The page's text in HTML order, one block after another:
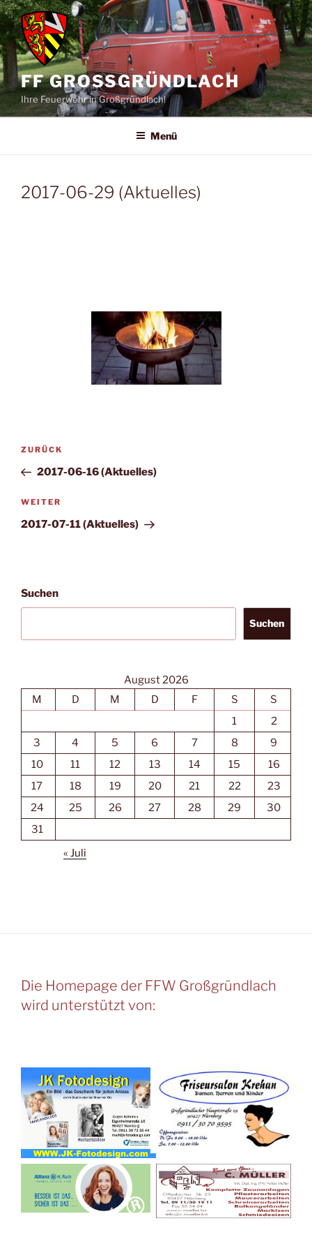
Zum
Inhalt
springen
FF GROSSGRÜNDLACH
Ihre Feuerwehr in Großgründlach!
Menü
2017-06-29 (Aktuelles)
Beitragsnavigation
Vorheriger
Beitrag
ZURÜCK
2017-06-16 (Aktuelles)
Nächster
Beitrag
WEITER
2017-07-11 (Aktuelles)
Suchen
Suchen
August 2026
M
D M D F S
S
1
2
3
4 5 6 7 8
9
10
11 12 13 14 15
16
17
18 19 20 21 22
23
24
25 26 27 28 29
30
31
« Juli
Die Homepage der FFW Großgründlach
wird unterstützt von: